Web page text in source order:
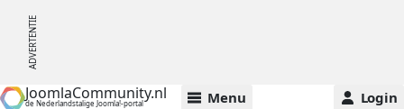
JoomlaCommunity.nl
de Nederlandstalige Joomla!-portal Menu Login